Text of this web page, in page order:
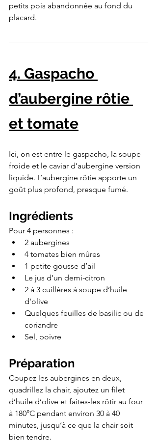
petits pois abandonnée au fond du
placard.
4. Gaspacho
d’aubergine rôtie
et tomate
Ici, on est entre le gaspacho, la soupe
froide et le caviar d’aubergine version
liquide. L’aubergine rôtie apporte un
goût plus profond, presque fumé.
Ingrédients
Pour 4 personnes :
2 aubergines
4 tomates bien mûres
1 petite gousse d’ail
Le jus d’un demi-citron
2 à 3 cuillères à soupe d’huile
d’olive
Quelques feuilles de basilic ou de
coriandre
Sel, poivre
Préparation
Coupez les aubergines en deux,
quadrillez la chair, ajoutez un filet
d’huile d’olive et faites-les rôtir au four
à 180°C pendant environ 30 à 40
minutes, jusqu’à ce que la chair soit
bien tendre.